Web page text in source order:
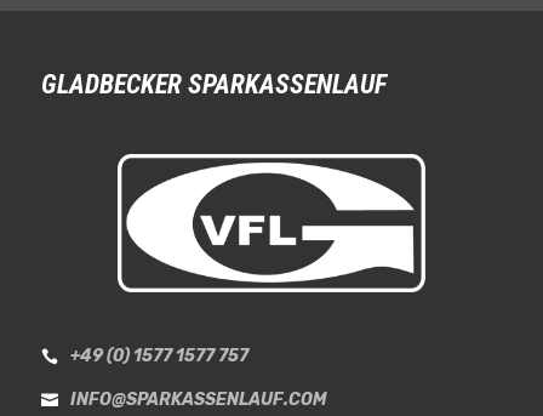
GLADBECKER SPARKASSENLAUF
 +49 (0) 1577 1577 757
 INFO@SPARKASSENLAUF.COM